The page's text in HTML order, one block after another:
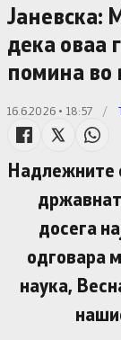
Јаневска:
дека оваа
помина во
16.6.2026 • 18:57 /
Надлежните
досега
одговара
наука,